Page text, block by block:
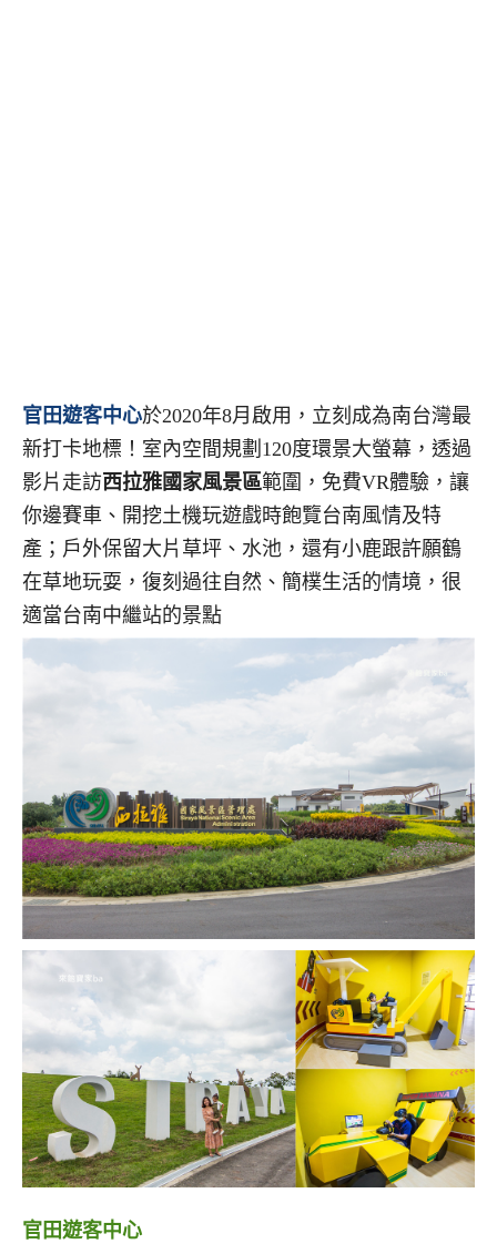
官田遊客中心於2020年8月啟用，立刻成為南台灣最
新打卡地標！室內空間規劃120度環景大螢幕，透過
影片走訪西拉雅國家風景區範圍，免費VR體驗，讓
你邊賽車、開挖土機玩遊戲時飽覽台南風情及特
產；戶外保留大片草坪、水池，還有小鹿跟許願鶴
在草地玩耍，復刻過往自然、簡樸生活的情境，很
適當台南中繼站的景點
官田遊客中心